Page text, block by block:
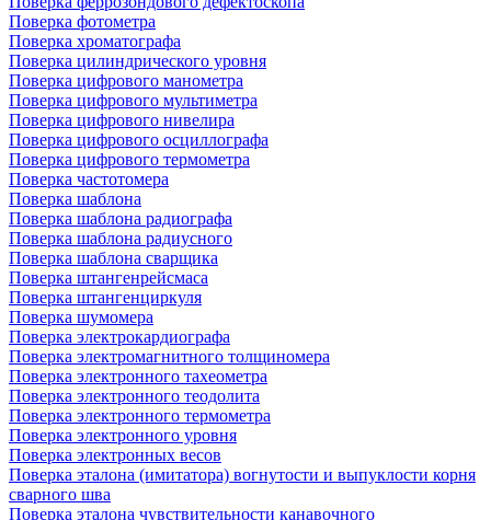
Поверка фотометра
Поверка хроматографа
Поверка цилиндрического уровня
Поверка цифрового манометра
Поверка цифрового мультиметра
Поверка цифрового нивелира
Поверка цифрового осциллографа
Поверка цифрового термометра
Поверка частотомера
Поверка шаблона
Поверка шаблона радиографа
Поверка шаблона радиусного
Поверка шаблона сварщика
Поверка штангенрейсмаса
Поверка штангенциркуля
Поверка шумомера
Поверка электрокардиографа
Поверка электромагнитного толщиномера
Поверка электронного тахеометра
Поверка электронного теодолита
Поверка электронного термометра
Поверка электронного уровня
Поверка электронных весов
Поверка эталона (имитатора) вогнутости и выпуклости корня
сварного шва
Поверка эталона чувствительности канавочного